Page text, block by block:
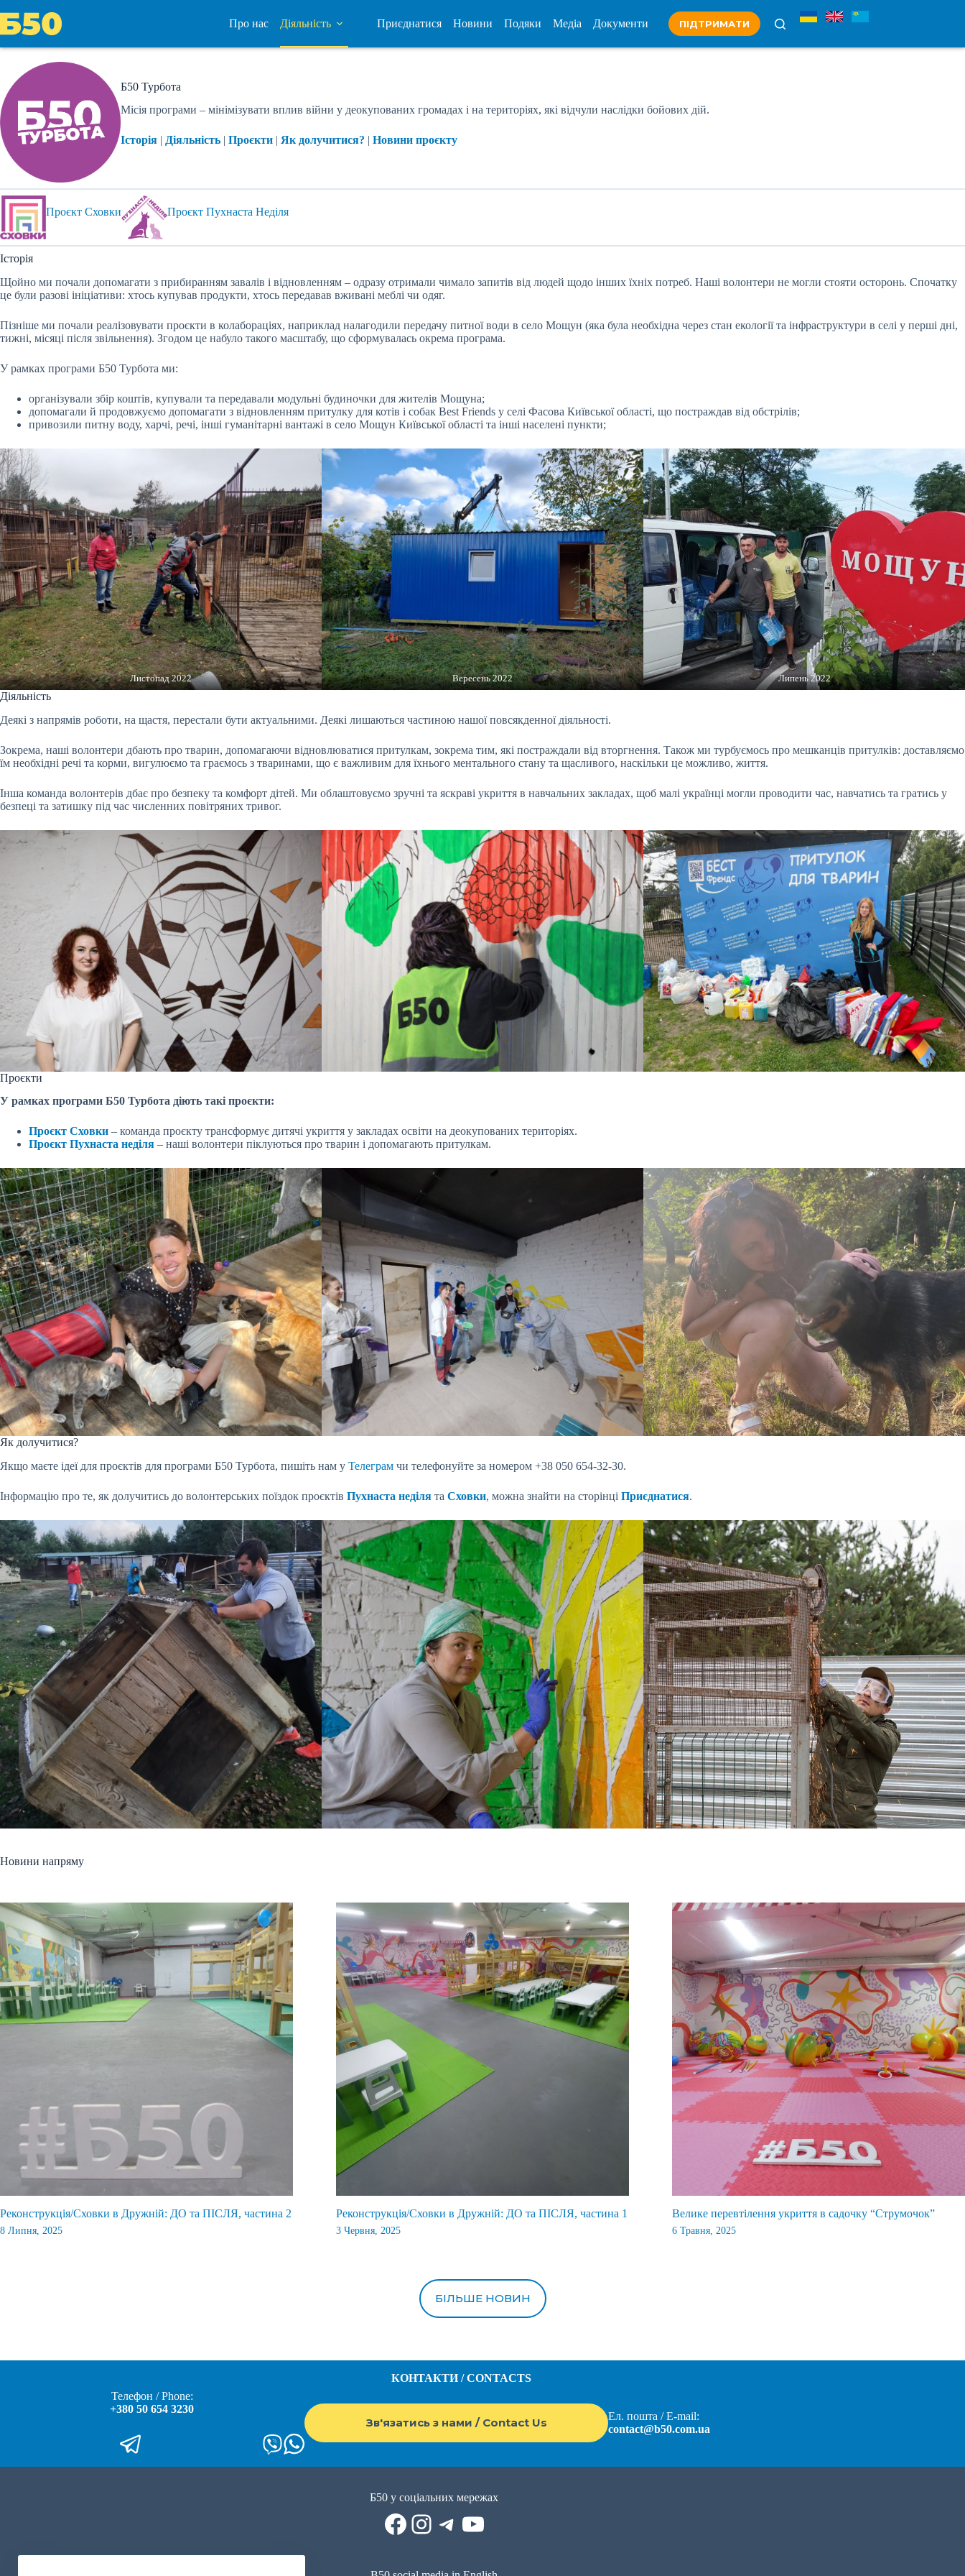
до
вмісту
Про нас Діяльність Приєднатися Новини Подяки Медіа Документи ПІДТРИМАТИ
Б50 Турбота
Місія програми – мінімізувати вплив війни у деокупованих громадах і на територіях, які відчули наслідки бойових дій.
Історія | Діяльність | Проєкти | Як долучитися? | Новини проєкту
Проєкт Сховки Проєкт Пухнаста Неділя
Історія
Щойно ми почали допомагати з прибиранням завалів і відновленням – одразу отримали чимало запитів від людей щодо інших їхніх потреб. Наші волонтери не могли стояти осторонь. Спочатку
це були разові ініціативи: хтось купував продукти, хтось передавав вживані меблі чи одяг.
Пізніше ми почали реалізовувати проєкти в колабораціях, наприклад налагодили передачу питної води в село Мощун (яка була необхідна через стан екології та інфраструктури в селі у перші дні,
тижні, місяці після звільнення). Згодом це набуло такого масштабу, що сформувалась окрема програма.
У рамках програми Б50 Турбота ми:
організували збір коштів, купували та передавали модульні будиночки для жителів Мощуна;
допомагали й продовжуємо допомагати з відновленням притулку для котів і собак Best Friends у селі Фасова Київської області, що постраждав від обстрілів;
привозили питну воду, харчі, речі, інші гуманітарні вантажі в село Мощун Київської області та інші населені пункти;
Листопад 2022 Вересень 2022 Липень 2022
Діяльність
Деякі з напрямів роботи, на щастя, перестали бути актуальними. Деякі лишаються частиною нашої повсякденної діяльності.
Зокрема, наші волонтери дбають про тварин, допомагаючи відновлюватися притулкам, зокрема тим, які постраждали від вторгнення. Також ми турбуємось про мешканців притулків: доставляємо
їм необхідні речі та корми, вигулюємо та граємось з тваринами, що є важливим для їхнього ментального стану та щасливого, наскільки це можливо, життя.
Інша команда волонтерів дбає про безпеку та комфорт дітей. Ми облаштовуємо зручні та яскраві укриття в навчальних закладах, щоб малі українці могли проводити час, навчатись та гратись у
безпеці та затишку під час численних повітряних тривог.
Проєкти
У рамках програми Б50 Турбота діють такі проєкти:
Проєкт Сховки – команда проєкту трансформує дитячі укриття у закладах освіти на деокупованих територіях.
Проєкт Пухнаста неділя – наші волонтери піклуються про тварин і допомагають притулкам.
Як долучитися?
Якщо маєте ідеї для проєктів для програми Б50 Турбота, пишіть нам у Телеграм чи телефонуйте за номером +38 050 654-32-30.
Інформацію про те, як долучитись до волонтерських поїздок проєктів Пухнаста неділя та Сховки, можна знайти на сторінці Приєднатися.
Новини напряму
Реконструкція/Сховки в Дружній: ДО та ПІСЛЯ, частина 2
8 Липня, 2025
Реконструкція/Сховки в Дружній: ДО та ПІСЛЯ, частина 1
3 Червня, 2025
Велике перевтілення укриття в садочку “Струмочок”
6 Травня, 2025
БІЛЬШЕ НОВИН
КОНТАКТИ / CONTACTS
Телефон / Phone:
+380 50 654 3230
Зв'язатись з нами / Contact Us
Ел. пошта / E-mail:
contact@b50.com.ua
Б50 у соціальних мережах
Facebook
Instagram
Telegram
YouTube